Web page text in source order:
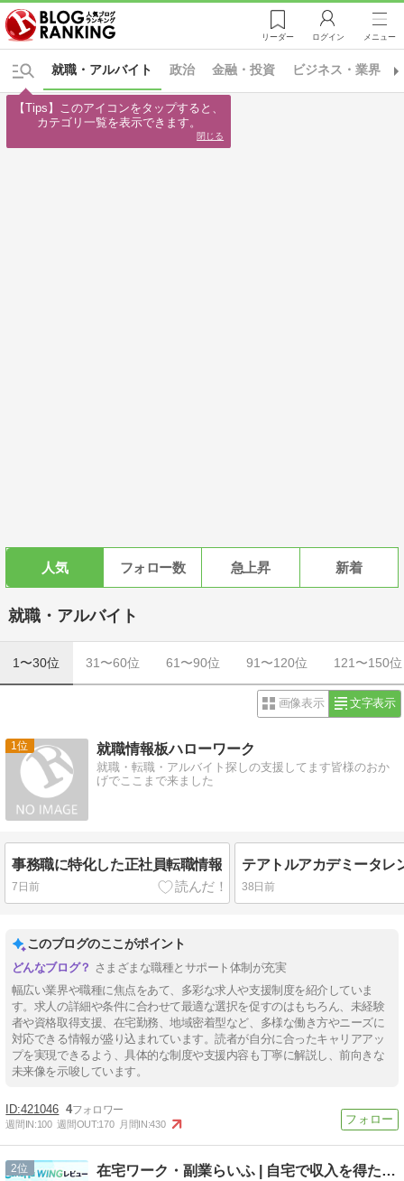
リーダー ログイン メニュー
政治 金融・投資 ビジネス・業界
就職・アルバイト
人気 フォロー数 急上昇 新着
就職・アルバイト
1〜30位 31〜60位 61〜90位 91〜120位 121〜150位
画像表示 文字表示
1 就職情報板ハローワーク
就職・転職・アルバイト探しの支援してます皆様のおか
げでここまで来ました
事務職に特化した正社員転職情報
7日前 38日前
このブログのここがポイント
さまざまな職種とサポート体制が充実
幅広い業界や職種に焦点をあて、多彩な求人や支援制度を紹介していま
す。求人の詳細や条件に合わせて最適な選択を促すのはもちろん、未経験
者や資格取得支援、在宅勤務、地域密着型など、多様な働き方やニーズに
対応できる情報が盛り込まれています。読者が自分に合ったキャリアアッ
プを実現できるよう、具体的な制度や支援内容も丁寧に解説し、前向きな
未来像を示唆しています。
421046 4
週間IN:100 週間OUT:170 月間IN:430
2 在宅ワーク・副業らいふ | 自宅で収入を得たい人のために
【Tips】このアイコンをタップすると、
カテゴリ一覧を表示できます。
閉じる